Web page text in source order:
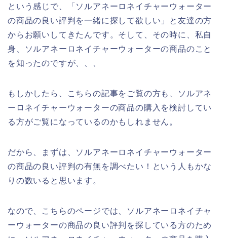
という感じで、「ソルアネーロネイチャーウォーター
の商品の良い評判を一緒に探して欲しい」と友達の方
からお願いしてきたんです。そして、その時に、私自
身、ソルアネーロネイチャーウォーターの商品のこと
を知ったのですが、、、
もしかしたら、こちらの記事をご覧の方も、ソルアネ
ーロネイチャーウォーターの商品の購入を検討してい
る方がご覧になっているのかもしれません。
だから、まずは、ソルアネーロネイチャーウォーター
の商品の良い評判の有無を調べたい！という人もかな
りの数いると思います。
なので、こちらのページでは、ソルアネーロネイチャ
ーウォーターの商品の良い評判を探している方のため